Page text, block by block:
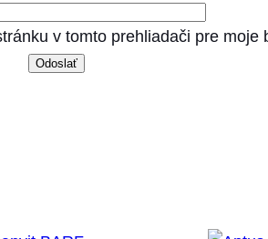
v tomto prehliadači pre moje